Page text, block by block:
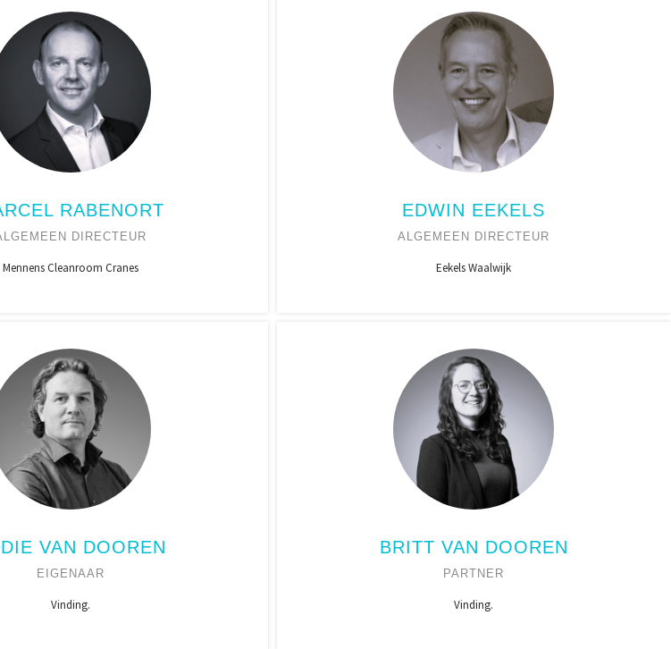
RABENORT
DIRECTEUR
Mennens Cleanroom Cranes
EDWIN EEKELS
ALGEMEEN DIRECTEUR
Eekels Waalwijk
VAN DOOREN
EIGENAAR
Vinding.
BRITT VAN DOOREN
PARTNER
Vinding.